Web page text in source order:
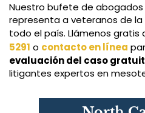
Nuestro bufete de abogados
representa a veteranos de
todo el país. Llámenos gratis
5291 o contacto en línea
evaluación del caso
litigantes expertos en